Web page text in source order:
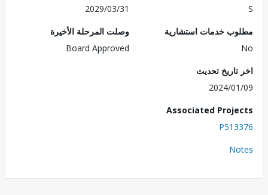
2029/03/31
خدمات استشارية
وصلت المرحلة الأخيرة
Board Approved
تحديث
2024/
Associated